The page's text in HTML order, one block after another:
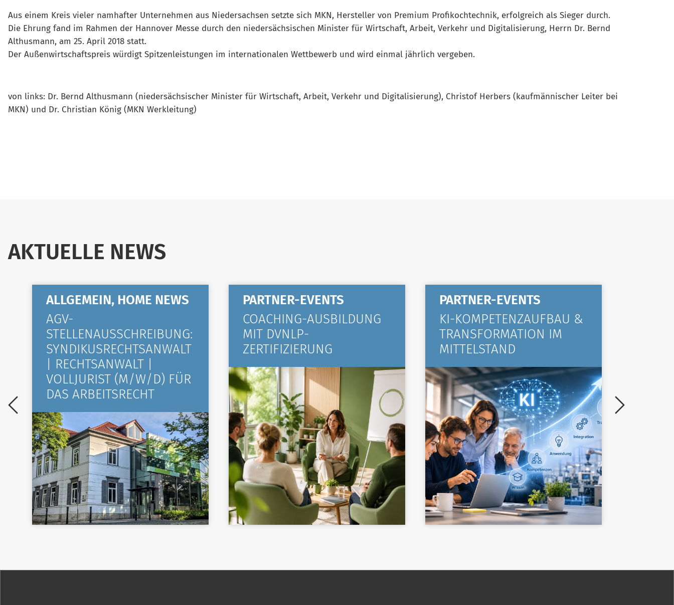
Aus einem Kreis vieler namhafter Unternehmen aus Niedersachsen setzte sich MKN, Hersteller von Premium Profikochtechnik, erfolgreich als Sieger durch.
Die Ehrung fand im Rahmen der Hannover Messe durch den niedersächsischen Minister für Wirtschaft, Arbeit, Verkehr und Digitalisierung, Herrn Dr. Bernd
Althusmann, am 25. April 2018 statt.
Der Außenwirtschaftspreis würdigt Spitzenleistungen im internationalen Wettbewerb und wird einmal jährlich vergeben.
von links: Dr. Bernd Althusmann (niedersächsischer Minister für Wirtschaft, Arbeit, Verkehr und Digitalisierung), Christof Herbers (kaufmännischer Leiter bei
MKN) und Dr. Christian König (MKN Werkleitung)
AKTUELLE NEWS
ALLGEMEIN, HOME NEWS
AGV-
STELLENAUSSCHREIBUNG:
SYNDIKUSRECHTSANWALT
| RECHTSANWALT |
VOLLJURIST (M/W/D) FÜR
DAS ARBEITSRECHT
PARTNER-EVENTS
COACHING-AUSBILDUNG
MIT DVNLP-
ZERTIFIZIERUNG
PARTNER-EVENTS
KI-KOMPETENZAUFBAU &
TRANSFORMATION IM
MITTELSTAND